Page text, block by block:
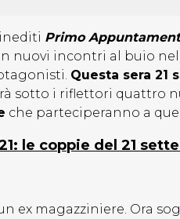
Primo
nuovi incontri al buio
Questa sera 21
sotto i riflettori quattro
che parteciperanno a
le coppie del 21
ex magazziniere. Ora